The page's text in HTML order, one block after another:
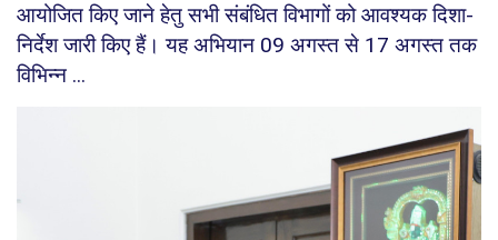
आयोजित किए जाने हेतु सभी संबंधित विभागों को आवश्यक दिशा-
निर्देश जारी किए हैं। यह अभियान 09 अगस्त से 17 अगस्त तक
विभिन्न ...